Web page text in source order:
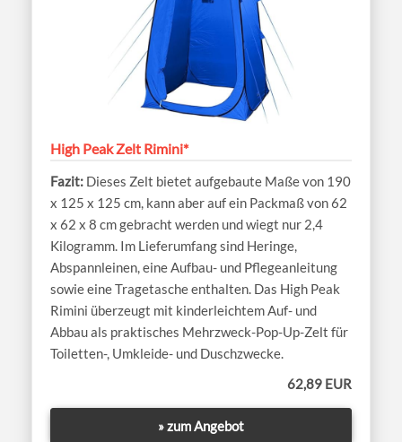
High Peak Zelt Rimini*
Dieses Zelt bietet aufgebaute Maße von 190
x 125 x 125 cm, kann aber auf ein Packmaß von 62
x 62 x 8 cm gebracht werden und wiegt nur 2,4
Kilogramm. Im Lieferumfang sind Heringe,
Abspannleinen, eine Aufbau- und Pflegeanleitung
sowie eine Tragetasche enthalten. Das High Peak
Rimini überzeugt mit kinderleichtem Auf- und
Abbau als praktisches Mehrzweck-Pop-Up-Zelt für
Toiletten-, Umkleide- und Duschzwecke.
62,89 EUR
» zum Angebot